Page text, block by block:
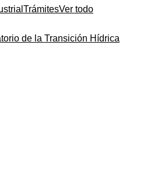
TrámitesVer todo
de la Transición Hídrica